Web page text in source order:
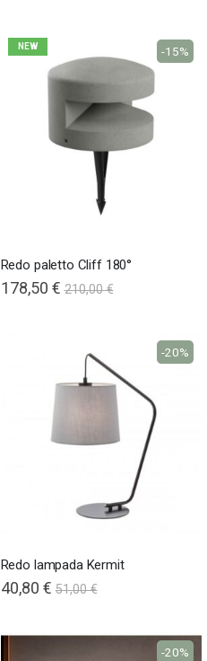
NEW
Redo paletto Cliff 180°
178,50 € 210,00 €
-15%
Redo lampada Kermit
Special
Price
40,80 € 51,00 €
-20%
-20%